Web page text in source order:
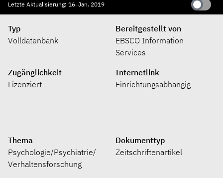
Letzte Aktualisierung: 16. Jan. 2019
Typ
Volldatenbank
Bereitgestellt von
EBSCO Information
Services
Zugänglichkeit
Lizenziert
Internetlink
Einrichtungsabhängig
Thema
Psychologie/​Psychiatrie/​
Verhaltensforschung
Dokumenttyp
Zeitschriftenartikel